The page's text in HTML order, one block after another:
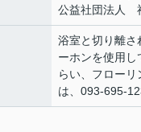
公益社団法人
浴室と切り離さ
ーホンを使用
らい、フロー
は、093-695-